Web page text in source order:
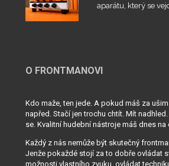
aparátu, který se
O FRONTMANOVI
Kdo maže, ten jede. A pokud máš za
napřed. Stačí jen trochu chtít. Mít
se. Kvalitní hudební nástroje máš dnes na
Každý z nás nemůže být skutečný
Jenže pokaždé stojí za to dobře ovládat
možnosti vlastního zvuku, ovládat